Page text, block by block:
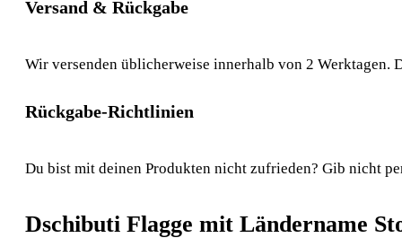
Versand & Rückgabe
Wir versenden üblicherweise innerhalb von 2 Werktagen.
Rückgabe-Richtlinien
Du bist mit deinen Produkten nicht zufrieden? Gib nicht
Dschibuti Flagge mit Ländername